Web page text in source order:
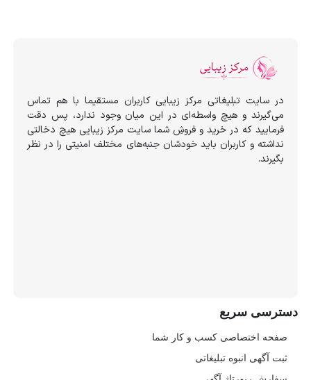
در سایت تبلیغاتی مرکز زیبایی کاربران مستقیما با هم تماس
می‌گیرند و هیچ واسطه‌ای در این میان وجود ندارد، پس دقت
فرمایید که در خرید و فروشِ شما سایت مرکز زیبایی هیچ دخالتی
نداشته و کاربران باید خودشان جنبه‌های مختلف امنیتی را در نظر
بگیرند.
دسترسی سریع
صفحه اختصاصی کسب و کار شما
ثبت آگهی انبوه تبلیغاتی